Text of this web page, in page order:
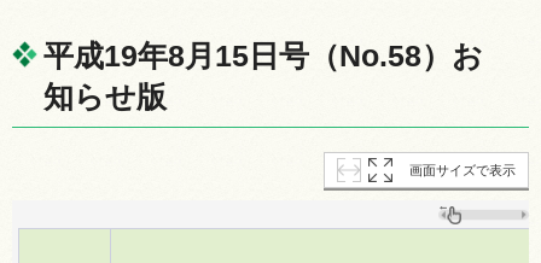
平成19年8月15日号（No.58）お
知らせ版
画面サイズで表示